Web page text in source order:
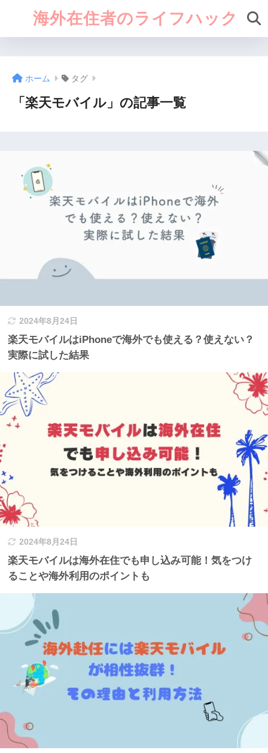
海外在住者のライフハック
ホーム タグ
「楽天モバイル」の記事一覧
2024年8月24日
楽天モバイルはiPhoneで海外でも使える？使えない？
実際に試した結果
2024年8月24日
楽天モバイルは海外在住でも申し込み可能！気をつけ
ることや海外利用のポイントも